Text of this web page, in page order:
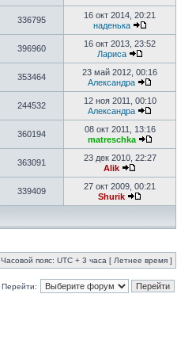
336795
16 окт 2014, 20:21
наденька
396960
16 окт 2013, 23:52
Лариса
353464
23 май 2012, 00:16
Александра
244532
12 ноя 2011, 00:10
Александра
360194
08 окт 2011, 13:16
matreschka
363091
23 дек 2010, 22:27
Alik
339409
27 окт 2009, 00:21
Shurik
Часовой пояс: UTC + 3 часа [ Летнее время ]
Перейти: